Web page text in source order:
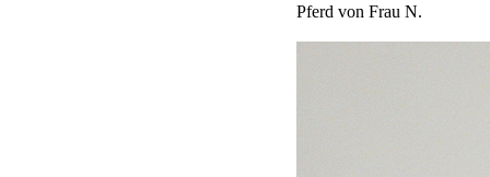
Pferd von Frau N.